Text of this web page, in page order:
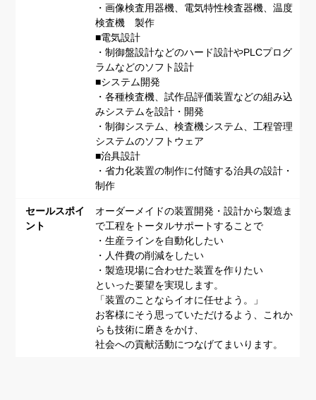
・画像検査用器機、電気特性検査器機、温度
検査機 製作
■電気設計
・制御盤設計などのハード設計やPLCプログ
ラムなどのソフト設計
■システム開発
・各種検査機、試作品評価装置などの組み込
みシステムを設計・開発
・制御システム、検査機システム、工程管理
システムのソフトウェア
■治具設計
・省力化装置の制作に付随する治具の設計・
制作
セールスポイ
ント
オーダーメイドの装置開発・設計から製造ま
で工程をトータルサポートすることで
・生産ラインを自動化したい
・人件費の削減をしたい
・製造現場に合わせた装置を作りたい
といった要望を実現します。
「装置のことならイオに任せよう。」
お客様にそう思っていただけるよう、これか
らも技術に磨きをかけ、
社会への貢献活動につなげてまいります。